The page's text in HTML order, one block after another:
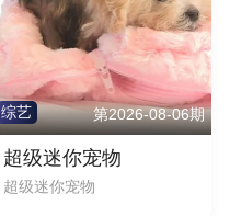
综艺 第2026-08-06期
超级迷你宠物
超级迷你宠物